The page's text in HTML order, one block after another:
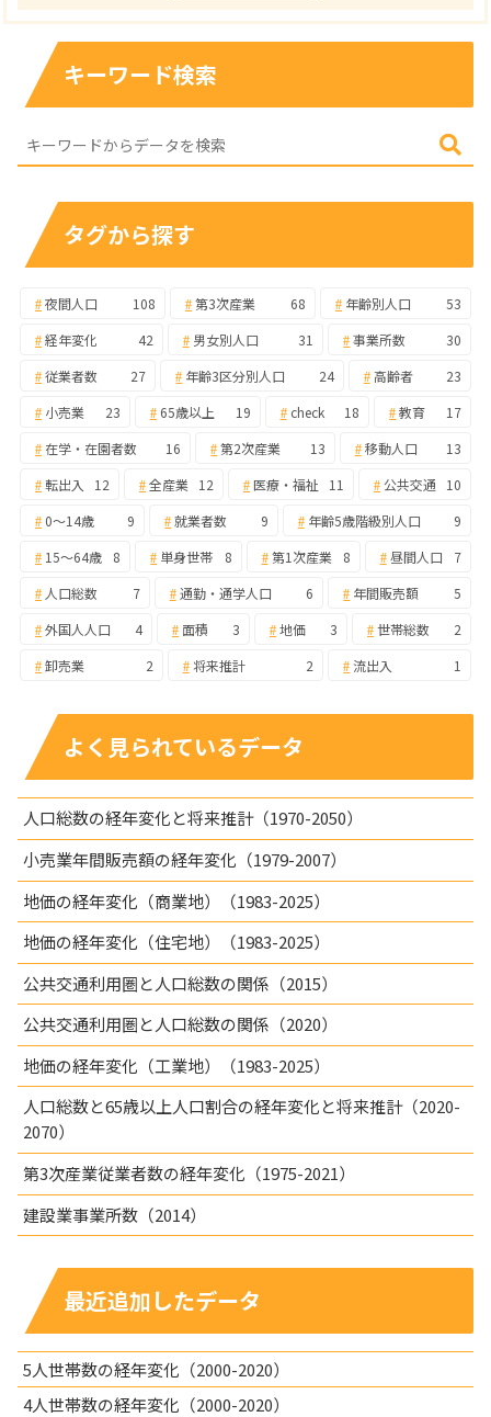
キーワード検索
タグから探す
夜間人口 108 第3次産業 68 年齢別人口
53
経年変化
42 男女別人口 31 事業所数
30
従業者数
27 年齢3区分別人口 24 高齢者
23
小売業
23 65歳以上 19 check 18 教育
17
在学・在園者数
16 第2次産業 13 移動人口
13
転出入
12 全産業 12 医療・福祉 11 公共交通
10
0～14歳
9 就業者数 9 年齢5歳階級別人口
9
15～64歳
8 単身世帯 8 第1次産業 8 昼間人口
7
人口総数
7 通勤・通学人口 6 年間販売額
5
外国人人口
4 面積 3 地価 3 世帯総数
2
卸売業
2 将来推計 2 流出入 1
よく見られているデータ
人口総数の経年変化と将来推計（1970-2050）
小売業年間販売額の経年変化（1979-2007）
地価の経年変化（商業地）（1983-2025）
地価の経年変化（住宅地）（1983-2025）
公共交通利用圏と人口総数の関係（2015）
公共交通利用圏と人口総数の関係（2020）
地価の経年変化（工業地）（1983-2025）
人口総数と65歳以上人口割合の経年変化と将来推計（2020-
2070）
第3次産業従業者数の経年変化（1975-2021）
建設業事業所数（2014）
最近追加したデータ
5人世帯数の経年変化（2000-2020）
4人世帯数の経年変化（2000-2020）